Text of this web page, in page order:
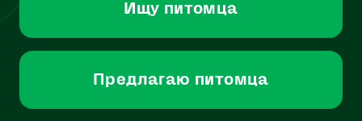
Ищу питомца
Предлагаю питомца